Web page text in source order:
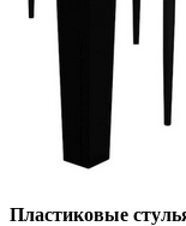
Пластиковые